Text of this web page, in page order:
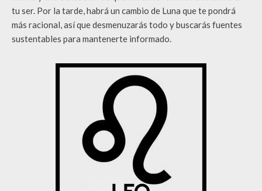
tu ser. Por la tarde, habrá un cambio de Luna que te pondrá
más racional, así que desmenuzarás todo y buscarás fuentes
sustentables para mantenerte informado.